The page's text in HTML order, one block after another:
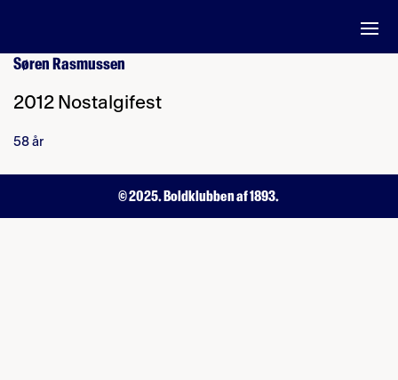
Søren Rasmussen
2012 Nostalgifest
58 år
© 2025. Boldklubben af 1893.